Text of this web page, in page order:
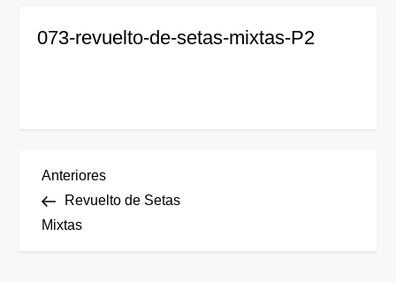
073-revuelto-de-setas-mixtas-P2
N
a
Entrada
anterior
Anteriores
Revuelto de Setas
Mixtas